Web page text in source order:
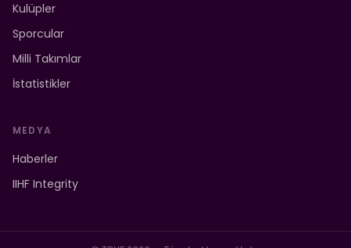
Kulüpler
Sporcular
Milli Takımlar
İstatistikler
MEDYA
Haberler
IIHF Integrity